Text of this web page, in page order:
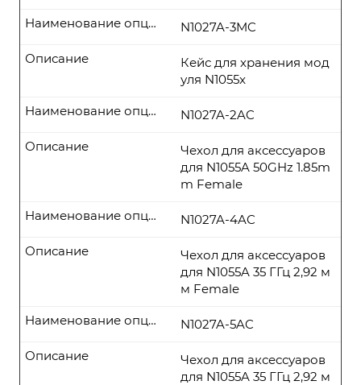
N1027A-3MC
Наименование опции
Кейс для хранения мод
уля N1055x
Описание
N1027A-2AC
Наименование опции
Чехол для аксессуаров
для N1055A 50GHz 1.85m
m Female
Описание
N1027A-4AC
Наименование опции
Чехол для аксессуаров
для N1055A 35 ГГц 2,92 м
м Female
Описание
N1027A-5AC
Наименование опции
Чехол для аксессуаров
для N1055A 35 ГГц 2,92 м
Описание